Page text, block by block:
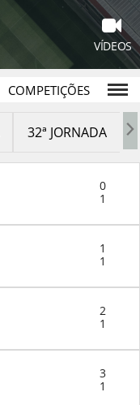
VÍDEOS
COMPETIÇÕES
32ª JORNADA
0
1
1
1
2
1
3
1